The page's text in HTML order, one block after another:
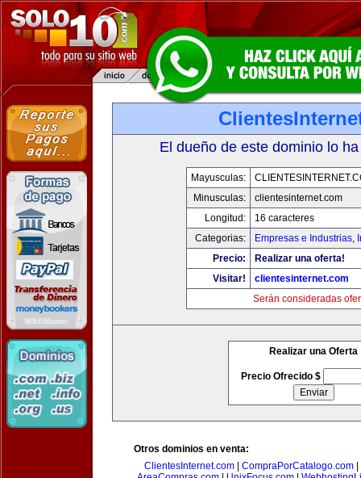
El dueño de este dominio lo
Mayusculas:
Minusculas:
clientesinternet.com
Longitud:
16 caracteres
Categorias:
Empresas e Industrias,
Precio:
Realizar una oferta!
Visitar!
clientesinternet.com
Serán consideradas
Realizar una Oferta
Precio Ofrecido $
Otros dominios en venta:
ClientesInternet.com
CompraPorCatalogo.com